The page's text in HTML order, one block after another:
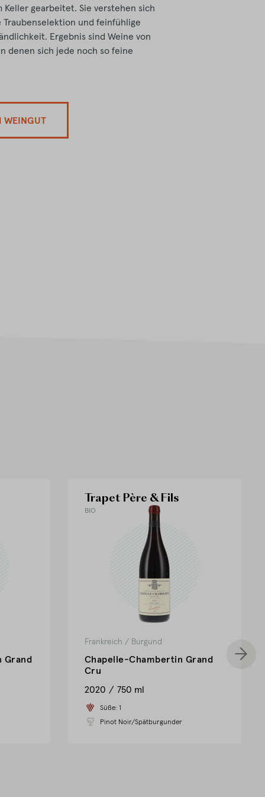
gearbeitet. Sie verstehen sich
und feinfühlige
Ergebnis sind Weine von
denen sich jede noch so feine
WEINGUT
Grand
Trapet Père & Fils
BIO
Frankreich / Burgund
Chapelle-Chambertin Grand
Cru
2020
750 ml
Süße: 1
Pinot Noir/Spätburgunder